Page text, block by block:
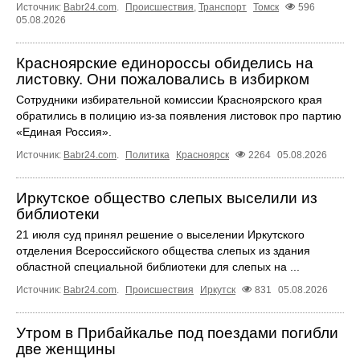
Источник: Babr24.com. Происшествия, Транспорт Томск
596
05.08.2026
Красноярские единороссы обиделись на
листовку. Они пожаловались в избирком
Сотрудники избирательной комиссии Красноярского края
обратились в полицию из-за появления листовок про партию
«Единая Россия».
Источник: Babr24.com. Политика Красноярск 2264 05.08.2026
Иркутское общество слепых выселили из
библиотеки
21 июля суд принял решение о выселении Иркутского
отделения Всероссийского общества слепых из здания
областной специальной библиотеки для слепых на ...
Источник: Babr24.com. Происшествия Иркутск 831 05.08.2026
Утром в Прибайкалье под поездами погибли
две женщины